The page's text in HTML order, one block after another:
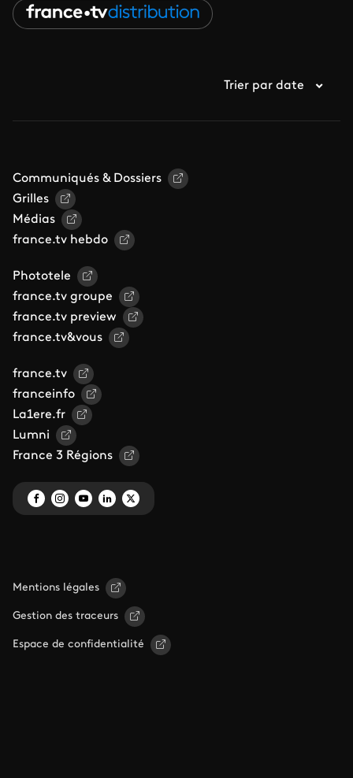
Trier par date
Communiqués & Dossiers
Grilles
Médias
france.tv hebdo
Phototele
france.tv groupe
france.tv preview
france.tv&vous
france.tv
franceinfo
La1ere.fr
Lumni
France 3 Régions
Mentions légales
Gestion des traceurs
Espace de confidentialité